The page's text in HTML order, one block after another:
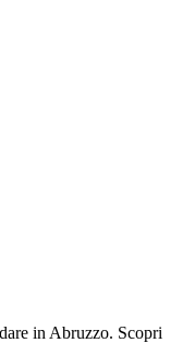
in Abruzzo. Scopri